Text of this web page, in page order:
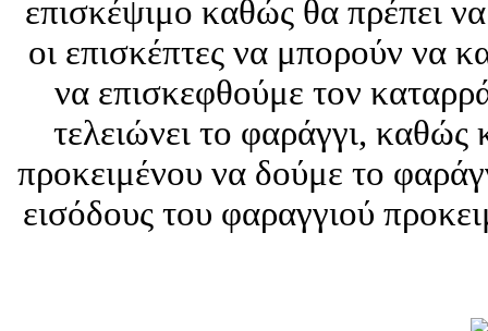
επισκέψιμο καθώς θα πρέπει
οι επισκέπτες να μπορούν να
να επισκεφθούμε τον
τελειώνει το φαράγγι,
προκειμένου να δούμε το
εισόδους του φαραγγιού